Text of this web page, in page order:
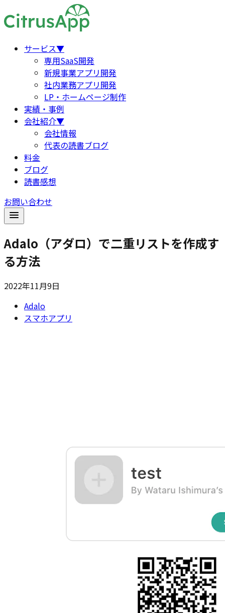
サービス▼
専用SaaS開発
新規事業アプリ開発
社内業務アプリ開発
LP・ホームページ制作
実績・事例
会社紹介▼
会社情報
代表の読書ブログ
料金
ブログ
読書感想
お問い合わせ
Adalo（アダロ）で二重リストを作成す
る方法
2022年11月9日
Adalo
スマホアプリ